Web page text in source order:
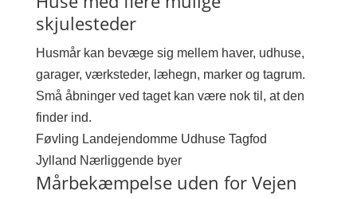
skjulesteder
Husmår kan bevæge sig mellem haver, udhuse,
garager, værksteder, læhegn, marker og tagrum.
Små åbninger ved taget kan være nok til, at den
finder ind.
Føvling Landejendomme Udhuse Tagfod
Jylland Nærliggende byer
Mårbekæmpelse uden for Vejen